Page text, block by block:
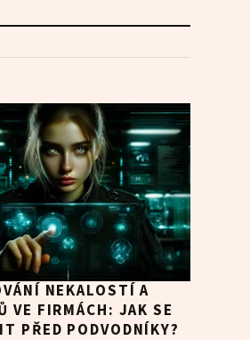
NEKALOSTÍ A
VE FIRMÁCH: JAK SE
PŘED PODVODNÍKY?